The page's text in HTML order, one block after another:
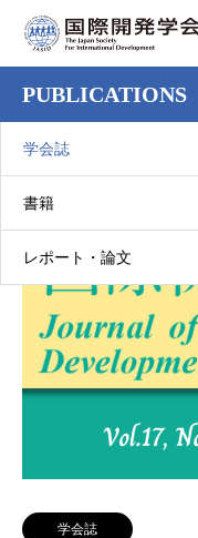
PUBLICATIONS
学会誌
書籍
レポート・論文
学会誌